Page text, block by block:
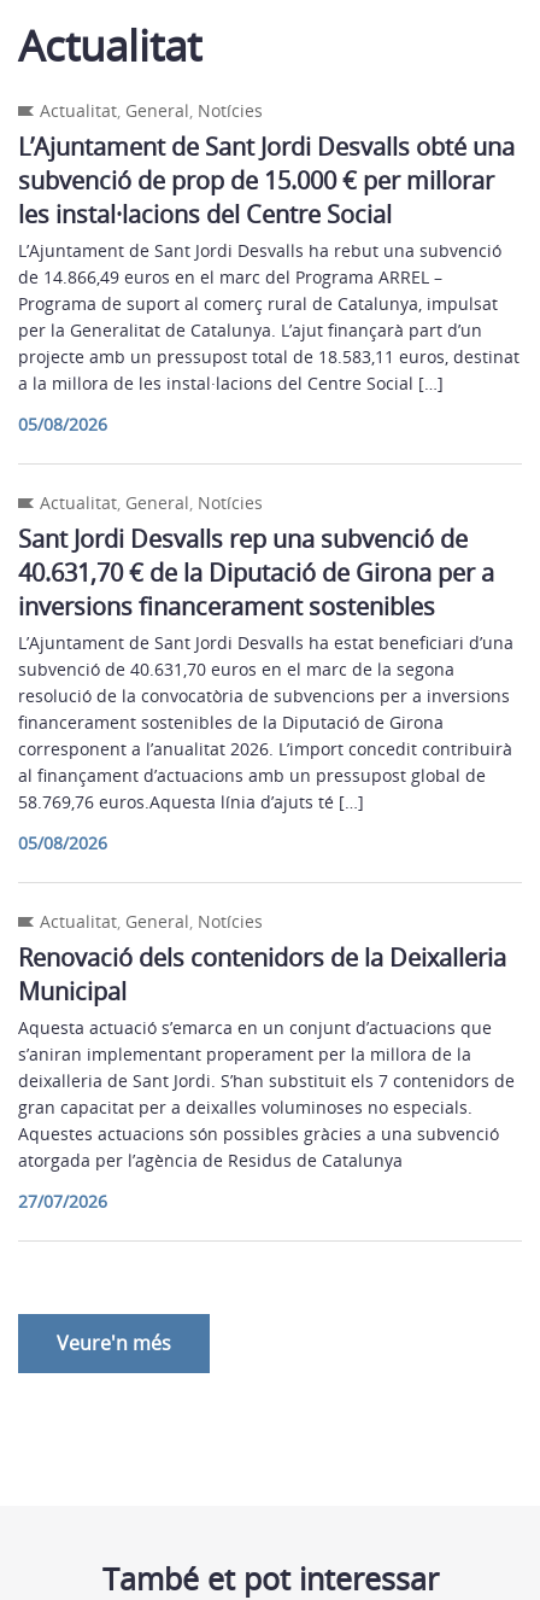
Actualitat
Actualitat, General, Notícies
L’Ajuntament de Sant Jordi Desvalls obté una
subvenció de prop de 15.000 € per millorar
les instal·lacions del Centre Social
L’Ajuntament de Sant Jordi Desvalls ha rebut una subvenció
de 14.866,49 euros en el marc del Programa ARREL –
Programa de suport al comerç rural de Catalunya, impulsat
per la Generalitat de Catalunya. L’ajut finançarà part d’un
projecte amb un pressupost total de 18.583,11 euros, destinat
a la millora de les instal·lacions del Centre Social […]
05/08/2026
Actualitat, General, Notícies
Sant Jordi Desvalls rep una subvenció de
40.631,70 € de la Diputació de Girona per a
inversions financerament sostenibles
L’Ajuntament de Sant Jordi Desvalls ha estat beneficiari d’una
subvenció de 40.631,70 euros en el marc de la segona
resolució de la convocatòria de subvencions per a inversions
financerament sostenibles de la Diputació de Girona
corresponent a l’anualitat 2026. L’import concedit contribuirà
al finançament d’actuacions amb un pressupost global de
58.769,76 euros.Aquesta línia d’ajuts té […]
05/08/2026
Actualitat, General, Notícies
Renovació dels contenidors de la Deixalleria
Municipal
Aquesta actuació s’emarca en un conjunt d’actuacions que
s’aniran implementant properament per la millora de la
deixalleria de Sant Jordi. S’han substituit els 7 contenidors de
gran capacitat per a deixalles voluminoses no especials.
Aquestes actuacions són possibles gràcies a una subvenció
atorgada per l’agència de Residus de Catalunya
27/07/2026
Veure'n més
També et pot interessar